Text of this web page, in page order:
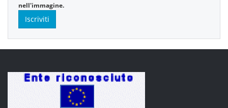
nell'immagine.